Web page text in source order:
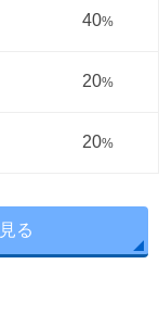
40%
20%
20%
る